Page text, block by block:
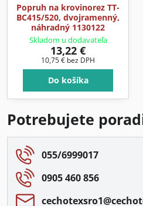
Popruh na krovinorez TT-
BC415/520, dvojramenný,
náhradný 1130122
Skladom u dodavateľa
13,22 €
10,75 € bez DPH
Do košíka
Potrebujete
055/6999017
0905 460 856